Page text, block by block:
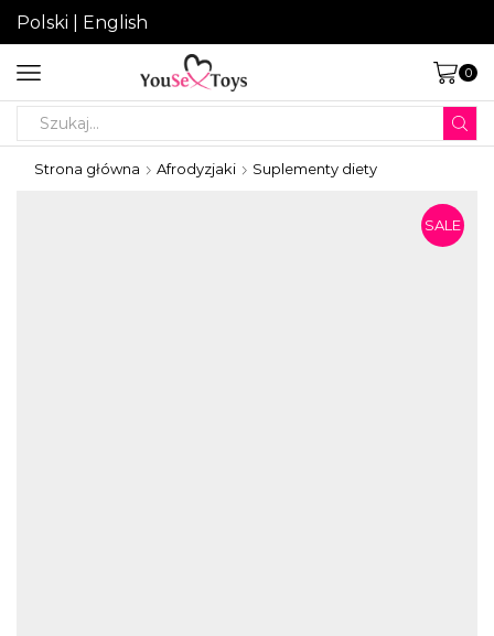
Polski English
0
Strona główna Afrodyzjaki Suplementy diety
SALE